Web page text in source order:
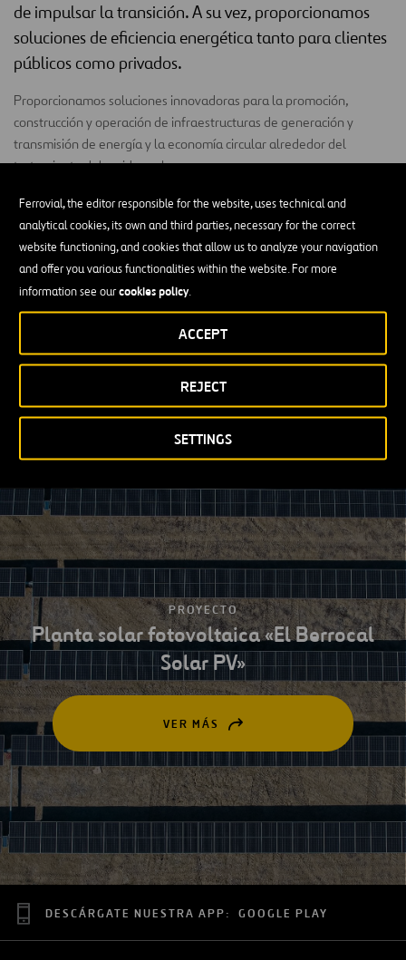
Ferrovial, the editor responsible for the website, uses technical and
analytical cookies, its own and third parties, necessary for the correct
website functioning, and cookies that allow us to analyze your navigation
and offer you various functionalities within the website. For more
information see ourcookies policy.
SETTINGS
REJECT
ACCEPT
de impulsar la transición. A su vez, proporcionamos
soluciones de eficiencia energética tanto para clientes
públicos como privados.
Proporcionamos soluciones innovadoras para la promoción,
construcción y operación de infraestructuras de generación y
transmisión de energía y la economía circular alrededor del
tratamiento del residuo urbano.
Nuestra visión
La sostenibilidad se ha convertido en un elemento fundamental
para la protección del medio ambiente y la descarbonización de la
economía, haciendo frente al desafío que supone el cambio
climático para el planeta.
como respuesta a los efectos del cambio climático, a través de la
promoción de la generación y transmisión de energía renovable y
una gestión más eficiente del consumo energético.
PROYECTO
Planta solar fotovoltaica «El Berrocal
Solar PV»
ABRIR
UNA
NUEVA
PESTAÑA
VER MÁS
DESCÁRGATE NUESTRA APP: GOOGLE PLAY